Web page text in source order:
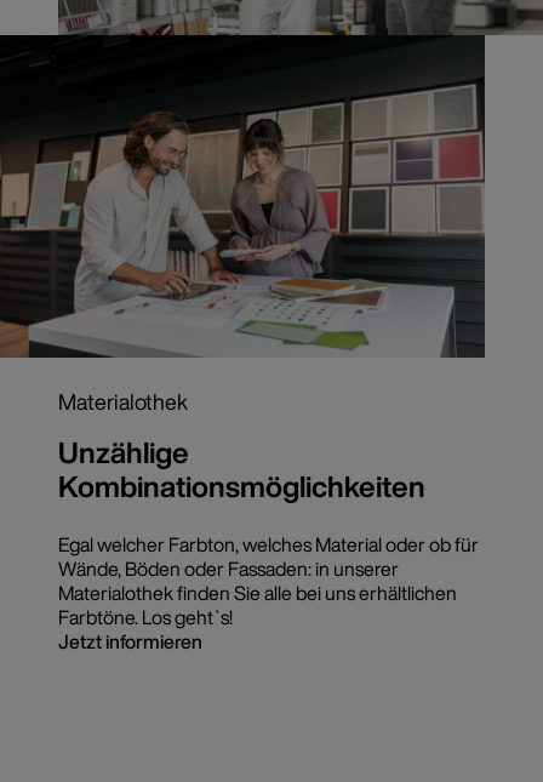
Materialothek
Unzählige
Kombinationsmöglichkeiten
Egal welcher Farbton, welches Material oder ob für
Wände, Böden oder Fassaden: in unserer
Materialothek finden Sie alle bei uns erhältlichen
Farbtöne. Los geht`s!
Jetzt informieren